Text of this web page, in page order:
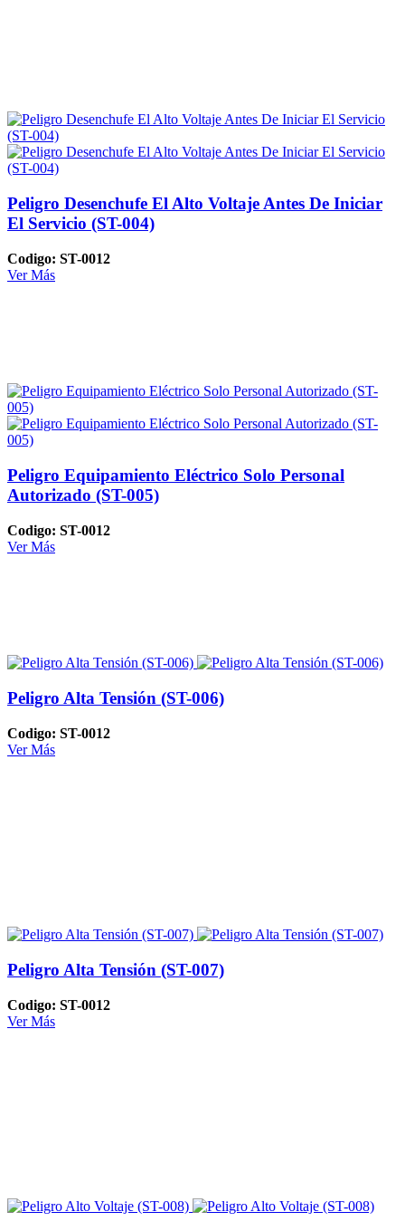
Peligro Desenchufe El Alto Voltaje Antes De Iniciar
El Servicio (ST-004)
Codigo: ST-0012
Ver Más
Peligro Equipamiento Eléctrico Solo Personal
Autorizado (ST-005)
Codigo: ST-0012
Ver Más
Peligro Alta Tensión (ST-006)
Codigo: ST-0012
Ver Más
Peligro Alta Tensión (ST-007)
Codigo: ST-0012
Ver Más